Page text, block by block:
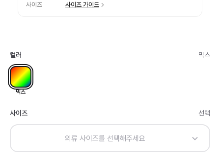
사이즈 사이즈 가이드
컬러 믹스
믹스
사이즈 선택
의류 사이즈를 선택해주세요